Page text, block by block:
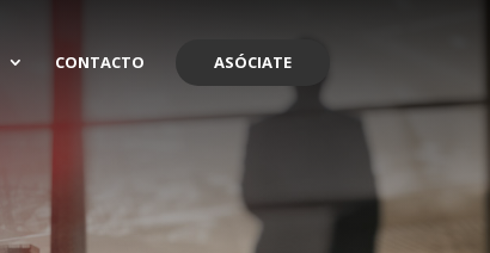
CONTACTO ASÓCIATE